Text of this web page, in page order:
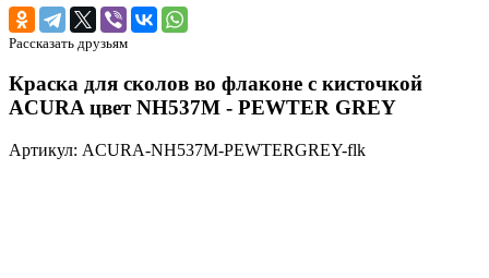
Рассказать друзьям
Краска для сколов во флаконе с кисточкой
ACURA цвет NH537M - PEWTER GREY
Артикул: ACURA-NH537M-PEWTERGREY-flk